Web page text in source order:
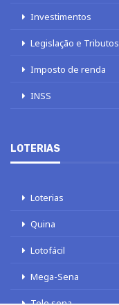
Investimentos
Legislação e Tributos
Imposto de renda
INSS
LOTERIAS
Loterias
Quina
Lotofácil
Mega-Sena